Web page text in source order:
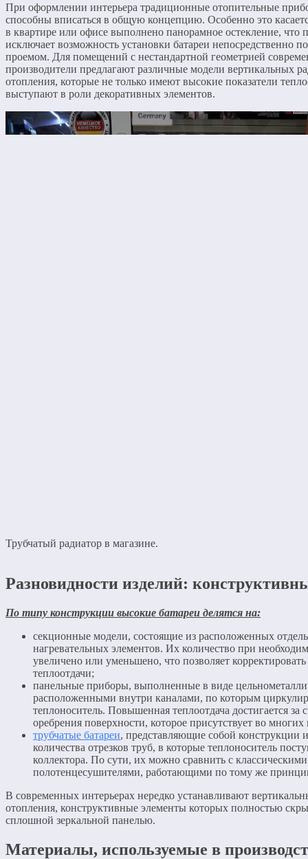
При оформлении интерьера традиционные отопительные
способны вписаться в общую концепцию. Особенно это
в квартире или офисе выполнено панорамное остекление, что
исключает возможность установки батареи непосредственно
проемом. Для помещений с нестандартной геометрией
производители предлагают различные модели вертикальных
отопления, которые не только имеют высокие показатели
выступают в роли декоративных элементов.
Трубчатый радиатор в магазине.
Разновидности изделий:
По типу конструкции высокие батареи делятся на:
секционные модели, состоящие из расположенных
нагревательных элементов. Их количество при
увеличено или уменьшено, что позволяет
теплоотдачи;
панельные приборы, выполненные в виде
расположенными внутри каналами, по которым
теплоноситель. Повышенная теплоотдача достигается за
оребрения поверхности, которое присутствует во многих
трубчатые батареи, представляющие собой конструкции
количества отрезков труб, в которые теплоноситель
коллектора. По сути, их можно сравнить с классическими
полотенцесушителями, работающими по тому же
В современных интерьерах нередко устанавливают
отопления, конструктивные элементы которых полностью
сплошной зеркальной панелью.
Материалы, используемые в